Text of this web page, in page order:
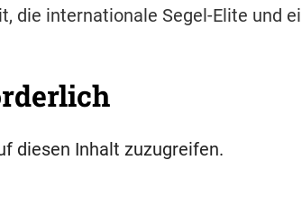
die internationale Segel-Elite und
diesen Inhalt zuzugreifen.